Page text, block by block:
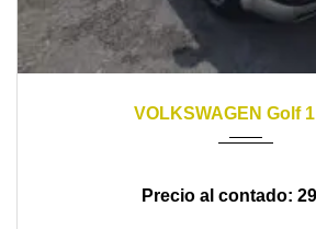
VOLKSWAGEN Golf